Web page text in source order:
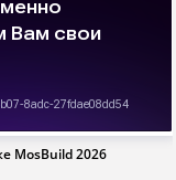
MosBuild 2026